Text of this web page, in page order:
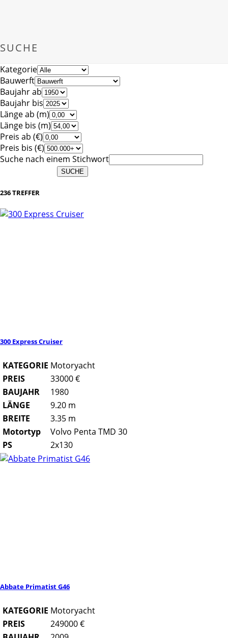
SUCHE
Kategorie
Bauwerft
Baujahr ab
Baujahr bis
Länge ab (m)
Länge bis (m)
Preis ab (€)
Preis bis (€)
Suche nach einem Stichwort
236 TREFFER
300 Express Cruiser
KATEGORIE Motoryacht
PREIS
33000 €
BAUJAHR
1980
LÄNGE
9.20 m
BREITE
3.35 m
Motortyp
Volvo Penta TMD 30
PS
2x130
Abbate Primatist G46
KATEGORIE Motoryacht
PREIS
249000 €